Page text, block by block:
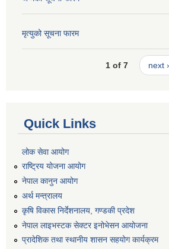
मृत्युको सूचना फारम
1 of 7 next ›
Quick Links
लोक सेवा आयोग
राष्ट्रिय योजना आयोग
नेपाल कानुन आयोग
अर्थ मन्त्रालय
कृषि विकास निर्देशनालय, गण्डकी प्रदेश
नेपाल लाइभस्टक सेक्टर इनोभेसन आयोजना
प्रादेशिक तथा स्थानीय शासन सहयोग कार्यक्रम